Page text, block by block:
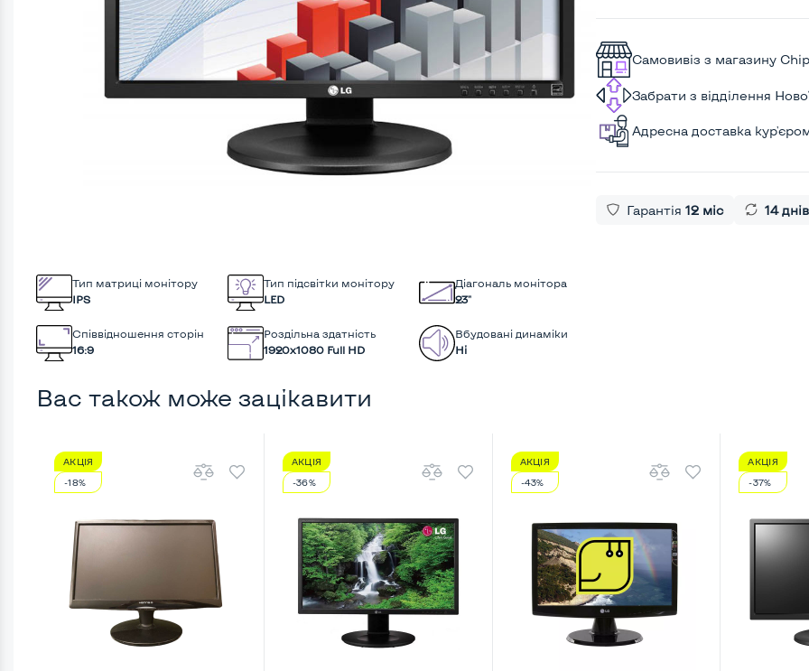
Тип матриці монітору
IPS
Тип підсвітки монітору
LED
Діагональ монітора
23"
Співвідношення сторін
16:9
Роздільна здатність
1920x1080 Full HD
Вбудовані динаміки
Ні
Самовивіз з магазину
Забрати з відділення
Адресна доставка
Гарантія 12 міс 14 днів
Вас також може зацікавити
АКЦІЯ
-18%
АКЦІЯ
-36%
АКЦІЯ
-43%
АКЦІЯ
-37%